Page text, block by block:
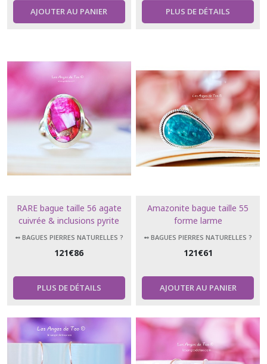
AJOUTER AU PANIER PLUS DE DÉTAILS
RARE bague taille 56 agate
cuivrée & inclusions pyrite
forme ovale (7.75 US)
➻ BAGUES PIERRES NATURELLES ?
121€86
PLUS DE DÉTAILS
Amazonite bague taille 55
forme larme
➻ BAGUES PIERRES NATURELLES ?
121€61
AJOUTER AU PANIER